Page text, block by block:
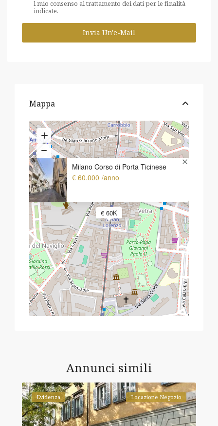
l mio consenso al trattamento dei dati per le finalità
indicate.
Mappa
€ 60K
Milano Corso di Porta Ticinese
€ 60.000 /anno
Annunci simili
Evidenza Locazione Negozio